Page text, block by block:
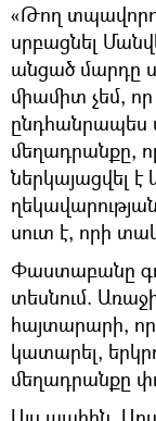
«Թող
սրբացնել
անցած մարդը
միամիտ չեմ,
ընդհանրապես
մեղադրանքը,
ներկայացվել է
սուտ է, որի
Փաստաբանը
տեսնում.
հայտարարի, որ
կատարել,
մեղադրանքը